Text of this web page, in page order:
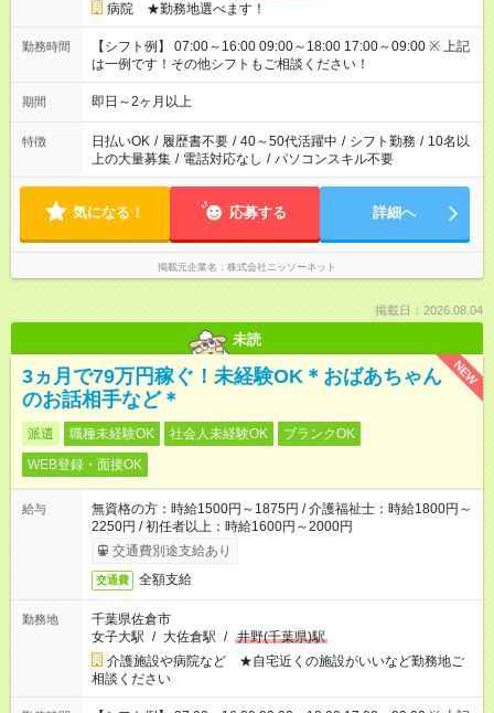
病院 ★勤務地選べます！
勤務時間
【シフト例】 07:00～16:00 09:00～18:00 17:00～09:00 ※ 上記
は一例です！その他シフトもご相談ください！
期間 即日～2ヶ月以上
特徴 日払いOK / 履歴書不要 / 40～50代活躍中 / シフト勤務 / 10名以
上の大量募集 / 電話対応なし / パソコンスキル不要
気になる！ 応募する 詳細へ
掲載元企業名 株式会社ニッソーネット
掲載日：2026.08.04
未読
NEW
3ヵ月で79万円稼ぐ！未経験OK＊おばあちゃん
のお話相手など＊
派遣 職種未経験OK 社会人未経験OK
ブランクOK
WEB登録・面接OK
給与
無資格の方：時給1500円～1875円 / 介護福祉士：時給1800円～
2250円 / 初任者以上：時給1600円～2000円
交通費別途支給あり
交通費 全額支給
勤務地
千葉県佐倉市
女子大駅 / 大佐倉駅 / 井野(千葉県)駅
介護施設や病院など ★自宅近くの施設がいいなど勤務地ご
相談ください